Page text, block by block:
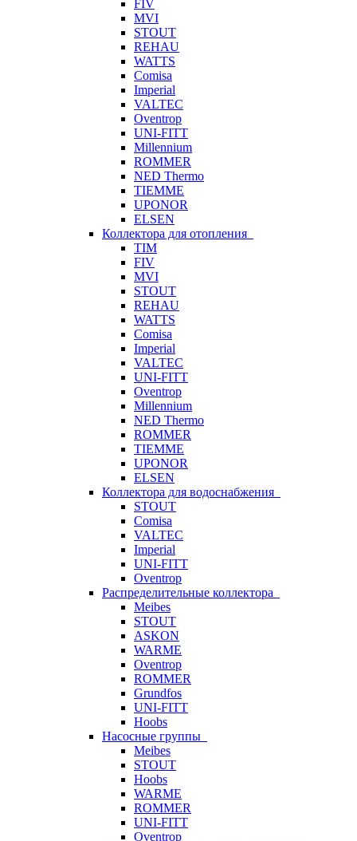
FIV
MVI
STOUT
REHAU
WATTS
Comisa
Imperial
VALTEC
Oventrop
UNI-FITT
Millennium
ROMMER
NED Thermo
TIEMME
UPONOR
ELSEN
Коллектора для отопления
TIM
FIV
MVI
STOUT
REHAU
WATTS
Comisa
Imperial
VALTEC
UNI-FITT
Oventrop
Millennium
NED Thermo
ROMMER
TIEMME
UPONOR
ELSEN
Коллектора для водоснабжения
STOUT
Comisa
VALTEC
Imperial
UNI-FITT
Oventrop
Распределительные коллектора
Meibes
STOUT
ASKON
WARME
Oventrop
ROMMER
Grundfos
UNI-FITT
Hoobs
Насосные группы
Meibes
STOUT
Hoobs
WARME
ROMMER
UNI-FITT
Oventrop